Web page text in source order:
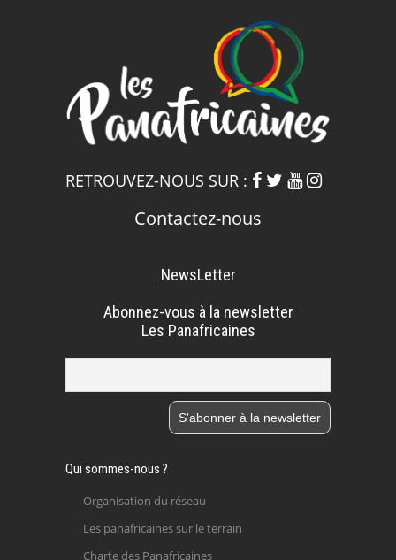
RETROUVEZ-NOUS SUR :
Contactez-nous
NewsLetter
Abonnez-vous à la newsletter
Les Panafricaines
Qui sommes-nous ?
Organisation du réseau
Les panafricaines sur le terrain
Charte des Panafricaines